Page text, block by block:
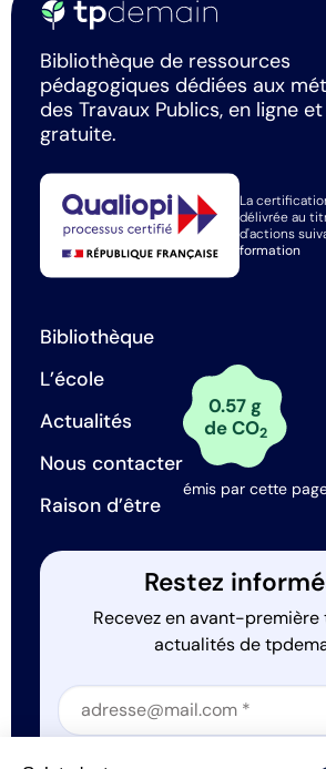
Bibliothèque de ressources
pédagogiques dédiées aux
des Travaux Publics, en ligne
gratuite.
La
délivrée au
d'actions
formation
Bibliothèque
L’école
Actualités
Nous contacter
Raison d’être
0.57 g
de CO2
émis par cette
Restez
Recevez en avant-première
actualités de
Section
J'accepte que tp.demain utilise